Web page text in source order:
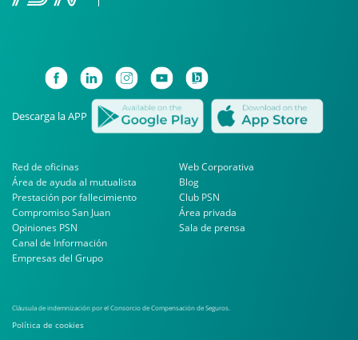
Red de oficinas
Área de ayuda al mutualista
Prestación por fallecimiento
Compromiso San Juan
Opiniones PSN
Canal de Información
Empresas del Grupo
Web Corporativa
Blog
Club PSN
Área privada
Sala de prensa
Descarga la APP
Cláusula de indemnización por el Consorcio de Compensación de Seguros.
Política de cookies